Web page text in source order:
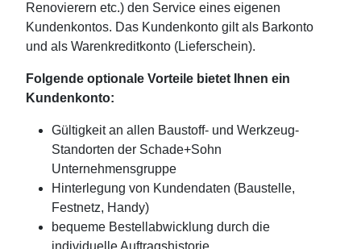
Renovierern etc.) den Service eines eigenen
Kundenkontos. Das Kundenkonto gilt als Barkonto
und als Warenkreditkonto (Lieferschein).
Folgende optionale Vorteile bietet Ihnen ein
Kundenkonto:
Gültigkeit an allen Baustoff- und Werkzeug-
Standorten der Schade+Sohn
Unternehmensgruppe
Hinterlegung von Kundendaten (Baustelle,
Festnetz, Handy)
bequeme Bestellabwicklung durch die